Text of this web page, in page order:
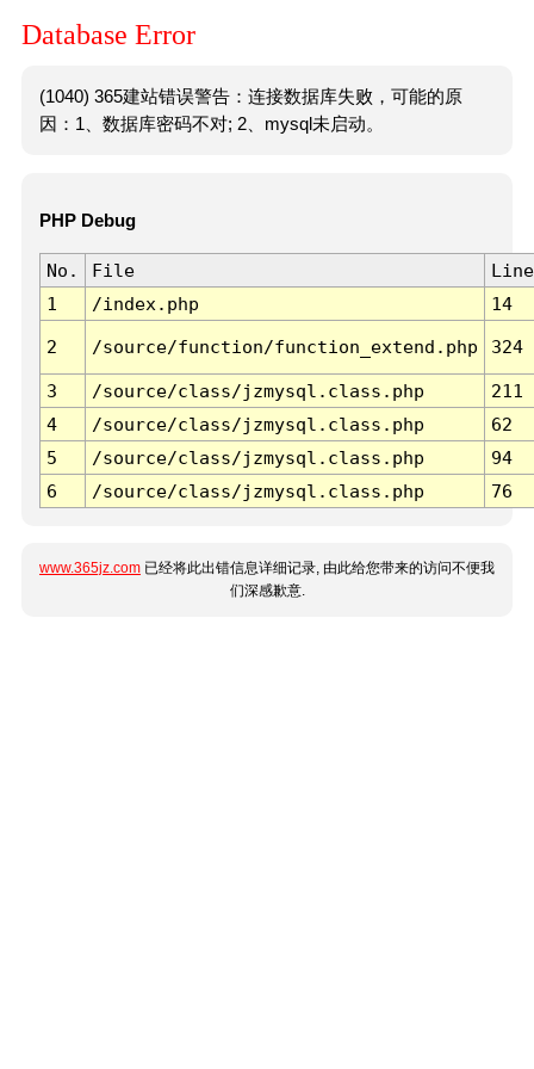
Database Error
(1040) 365建站错误警告：连接数据库失败，可能的原
因：1、数据库密码不对; 2、mysql未启动。
PHP Debug
No. File
Line
1
/index.php 14
2 /source/function/function_extend.php 324
3 /source/class/jzmysql.class.php
211
4
/source/class/jzmysql.class.php
62
5
/source/class/jzmysql.class.php
94
6
/source/class/jzmysql.class.php 76
www.365jz.com 已经将此出错信息详细记录, 由此给您带来的访问不便我
们深感歉意.